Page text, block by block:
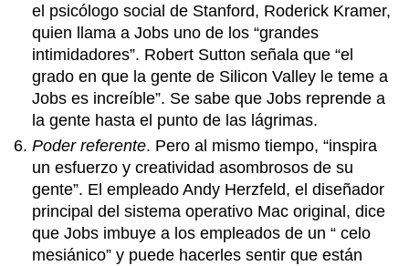
el psicólogo social de Stanford, Roderick Kramer,
quien llama a Jobs uno de los “grandes
intimidadores”. Robert Sutton señala que “el
grado en que la gente de Silicon Valley le teme a
Jobs es increíble”. Se sabe que Jobs reprende a
la gente hasta el punto de las lágrimas.
Poder referente. Pero al mismo tiempo, “inspira
un esfuerzo y creatividad asombrosos de su
gente”. El empleado Andy Herzfeld, el diseñador
principal del sistema operativo Mac original, dice
que Jobs imbuye a los empleados de un “ celo
mesiánico” y puede hacerles sentir que están